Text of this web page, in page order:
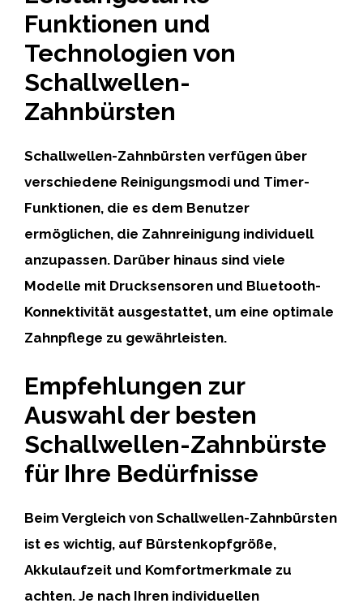
Funktionen und
Technologien von
Schallwellen-
Zahnbürsten
Schallwellen-Zahnbürsten verfügen über
verschiedene Reinigungsmodi und Timer-
Funktionen, die es dem Benutzer
ermöglichen, die Zahnreinigung individuell
anzupassen. Darüber hinaus sind viele
Modelle mit Drucksensoren und Bluetooth-
Konnektivität ausgestattet, um eine optimale
Zahnpflege zu gewährleisten.
Empfehlungen zur
Auswahl der besten
Schallwellen-Zahnbürste
für Ihre Bedürfnisse
Beim Vergleich von Schallwellen-Zahnbürsten
ist es wichtig, auf Bürstenkopfgröße,
Akkulaufzeit und Komfortmerkmale zu
achten. Je nach Ihren individuellen